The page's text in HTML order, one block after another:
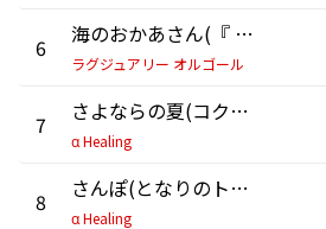
6 海のおかあさん(『 崖の上のポニョ』より)(オルゴール)
ラグジュアリー オルゴール
7 さよならの夏(コクリコ坂より)
α Healing
8 さんぽ(となりのトトロより)
α Healing